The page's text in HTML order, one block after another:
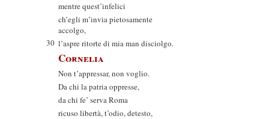
mentre quest’infelici
ch’egli m’invia pietosamente
accolgo,
30 l’aspre ritorte di mia man disciolgo.
Cornelia
Non t’appressar, non voglio.
Da chi la patria oppresse,
da chi fe’ serva Roma
ricuso libertà, t’odio, detesto,